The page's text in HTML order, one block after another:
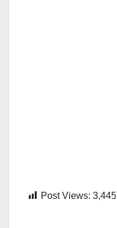
Post Views: 3,445